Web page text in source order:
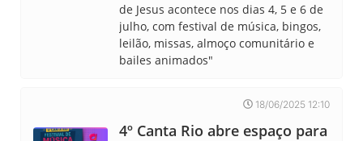
de Jesus acontece nos dias 4, 5 e 6 de
julho, com festival de música, bingos,
leilão, missas, almoço comunitário e
bailes animados"
18/06/2025 12:10
4º Canta Rio abre espaço para